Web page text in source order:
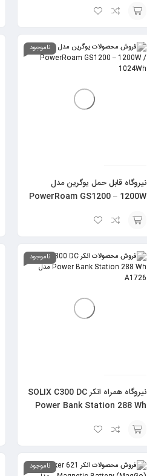
به
سبد
ناموجود
نیروگاه قابل حمل یوگرین مدل
PowerRoam GS1200 – 1200W
به
سبد
ناموجود
نیروگاه همراه انکر SOLIX C300 DC
Power Bank Station 288 Wh
به
ناموجود